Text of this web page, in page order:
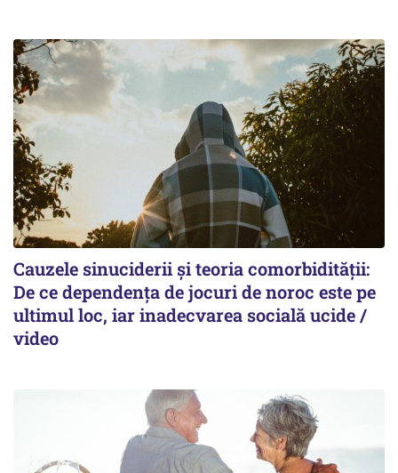
Cauzele sinuciderii și teoria comorbidității:
De ce dependența de jocuri de noroc este pe
ultimul loc, iar inadecvarea socială ucide /
video